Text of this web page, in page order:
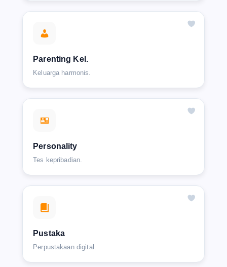
Parenting Kel.
Keluarga harmonis.
Personality
Tes kepribadian.
Pustaka
Perpustakaan digital.